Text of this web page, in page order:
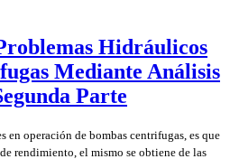
Hidráulicos
Mediante Análisis
Parte
en operación de bombas centrifugas, es que
rendimiento, el mismo se obtiene de las